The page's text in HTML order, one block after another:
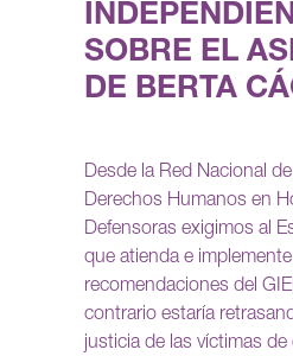
SOBRE EL
DE BERTA
Desde la Red Nacional
Derechos Humanos en
Defensoras exigimos al
que atienda e
recomendaciones del
contrario estaría
justicia de las víctimas de